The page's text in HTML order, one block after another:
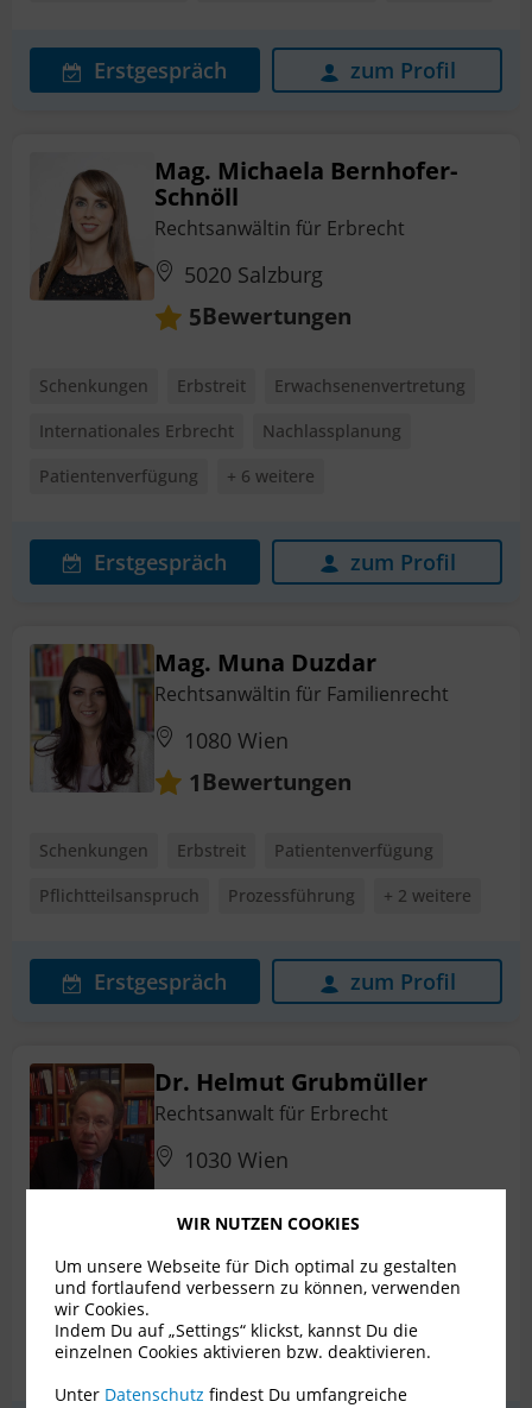
Erstgespräch zum Profil
Mag. Michaela Bernhofer-
Schnöll
Rechtsanwältin für Erbrecht
5020 Salzburg
5Bewertungen
Schenkungen Erbstreit
Erwachsenenvertretung
Internationales Erbrecht
Nachlassplanung
Patientenverfügung
+ 6 weitere
Erstgespräch zum Profil
Mag. Muna Duzdar
Rechtsanwältin für Familienrecht
1080 Wien
1Bewertungen
Schenkungen Erbstreit
Patientenverfügung
Pflichtteilsanspruch
Prozessführung + 2 weitere
Erstgespräch zum Profil
Dr. Helmut Grubmüller
Rechtsanwalt für Erbrecht
1030 Wien
Schenkungen Erbstreit
Internationales Erbrecht
Nachlassplanung
Pflichtteilsanspruch
+ 5 weitere
WIR NUTZEN COOKIES
Um unsere Webseite für Dich optimal zu gestalten
und fortlaufend verbessern zu können, verwenden
wir Cookies.
Indem Du auf „Settings“ klickst, kannst Du die
einzelnen Cookies aktivieren bzw. deaktivieren.
Unter Datenschutz findest Du umfangreiche